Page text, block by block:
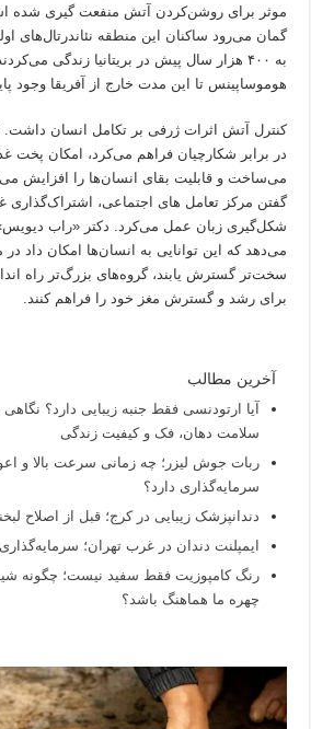
موثر برای روشن‌کردن آتش منفعت گیری شده
گمان می‌رود ساکنان این منطقه نئاندرتال‌های
به ۴۰۰ هزار سال پیش در بریتانیا زندگی
هوموساپینس تا این مدت خارج از آفریقا وجود
کنترل آتش اثرات ژرفی بر تکامل انسان
در برابر شکارچیان فراهم می‌کرد، امکان پخت
می‌ساخت و قابلیت بقای انسان‌ها را افزایش
گفتن مرکز تعامل های اجتماعی، اشتراک‌گذاری
شکل‌گیری زبان عمل می‌کرد. دکتر «راب دیویس»
می‌دهد که این توانایی به انسان‌ها امکان داد
سخت‌تر گسترش یابند، گروه‌های بزرگ‌تر راه
برای رشد و گسترش مغز خود را فراهم کنند.
آخرین مطالب
آیا ارتودنسی فقط جنبه زیبایی دارد؟ نگاهی
سلامت دهان، فک و کیفیت زندگی
ربات جوش لیزر؛ چه زمانی سرعت بالا و
سرمایه‌گذاری دارد؟
دندانپزشک زیبایی در کرج؛ قبل از اصلاح
ایمپلنت دندان در غرب تهران؛ سرمایه‌گذاری
رنگ کامپوزیت فقط سفید نیست؛ چگونه
چهره ما هماهنگ باشد؟